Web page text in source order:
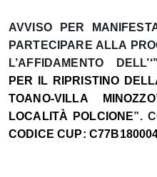
AVVISO PER
PARTECIPARE ALLA
L’AFFIDAMENTO DELL’
PER IL RIPRISTINO
TOANO-VILLA
LOCALITÀ POLCIONE”.
CODICE CUP: